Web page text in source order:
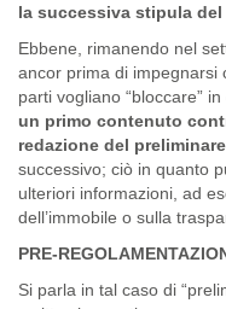
la successiva stipula
Ebbene, rimanendo nel
ancor prima di impegnarsi
parti vogliano “bloccare”
un primo contenuto
redazione del
successivo; ciò in quanto
ulteriori informazioni, ad
dell’immobile o sulla
PRE-
Si parla in tal caso di